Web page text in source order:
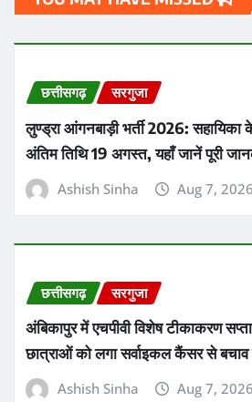
छत्तीसगढ़ सरगुजा
लुण्ड्रा आंगनबाड़ी भर्ती 2026:
अंतिम तिथि 19 अगस्त, यहाँ जानें पूरी
Ashish Sinha Aug 7, 2026
छत्तीसगढ़ सरगुजा
अंबिकापुर में एचपीवी विशेष टीकाकरण
छात्राओं को लगा सर्वाइकल कैंसर से बचाव
Ashish Sinha Aug 7, 2026